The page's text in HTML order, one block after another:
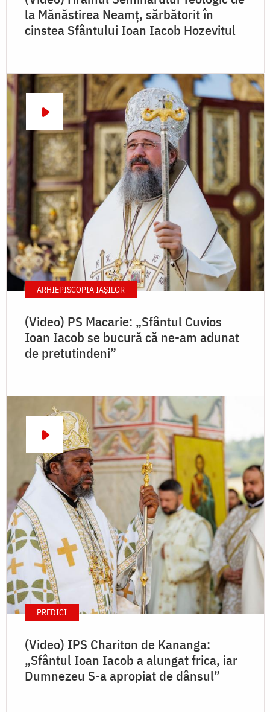
la Mănăstirea Neamț, sărbătorit în
cinstea Sfântului Ioan Iacob Hozevitul
ARHIEPISCOPIA IAŞILOR
(Video) PS Macarie: „Sfântul Cuvios
Ioan Iacob se bucură că ne-am adunat
de pretutindeni”
PREDICI
(Video) IPS Chariton de Kananga:
„Sfântul Ioan Iacob a alungat frica, iar
Dumnezeu S-a apropiat de dânsul”